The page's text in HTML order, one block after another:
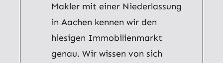
Makler mit einer Niederlassung
in Aachen kennen wir den
hiesigen Immobilienmarkt
genau. Wir wissen von sich